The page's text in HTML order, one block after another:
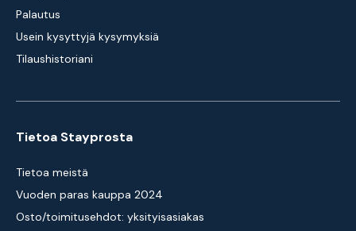
Palautus
Usein kysyttyjä kysymyksiä
Tilaushistoriani
Tietoa Stayprosta
Tietoa meistä
Vuoden paras kauppa 2024
Osto/toimitusehdot: yksityisasiakas